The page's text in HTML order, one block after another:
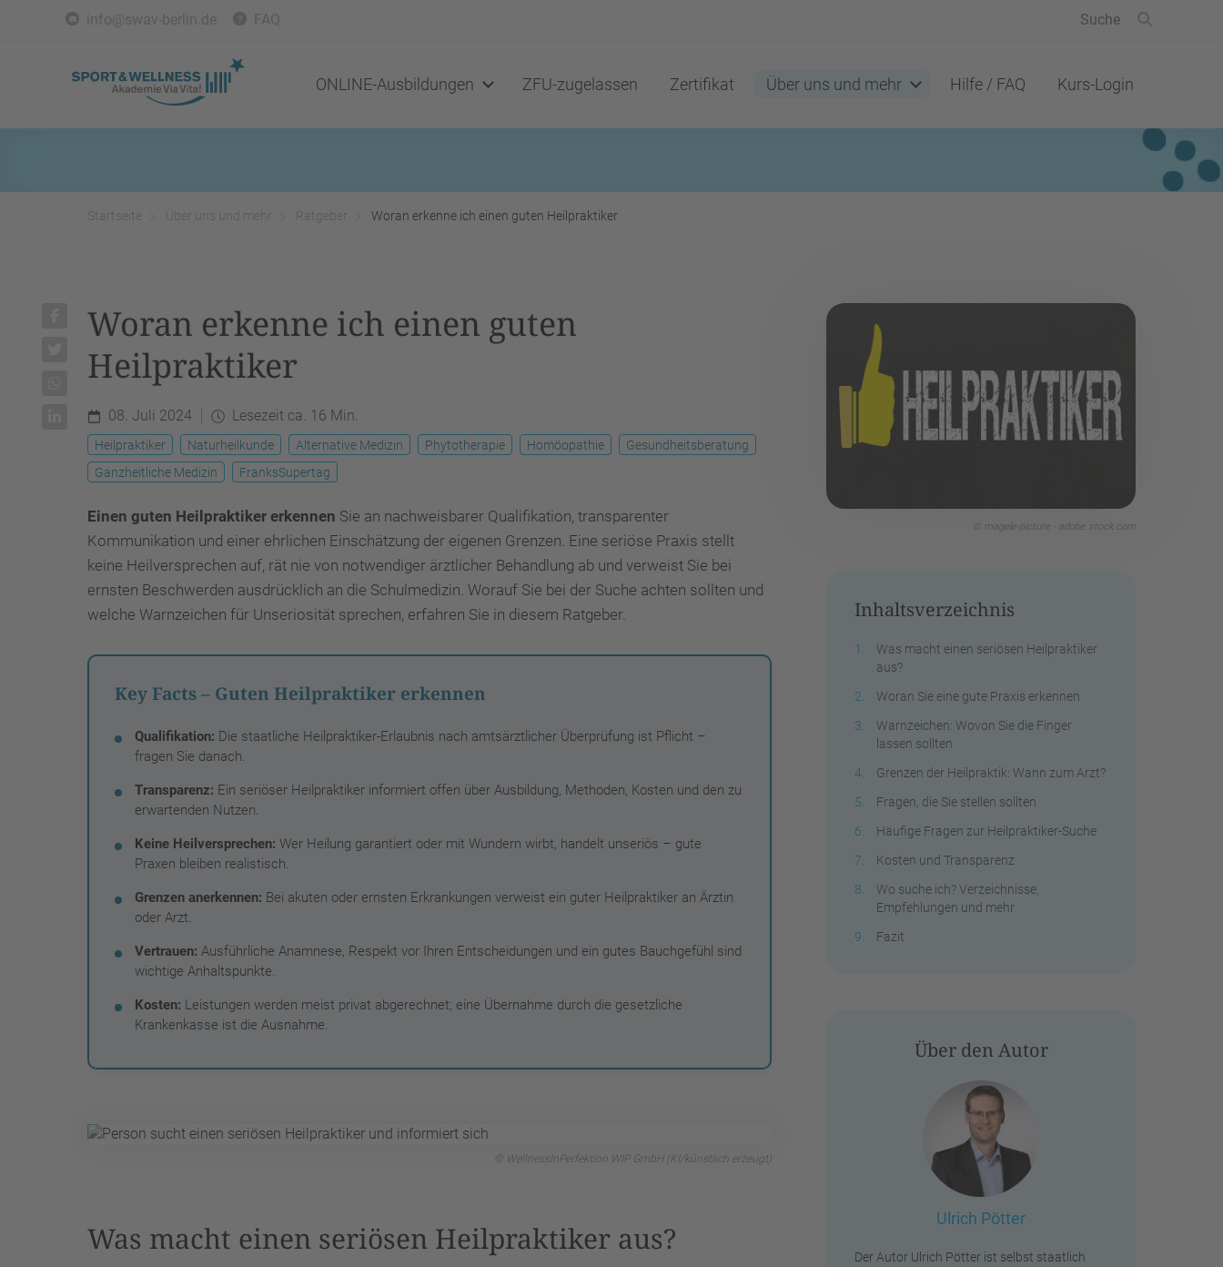
info@swav-berlin.de FAQ
ONLINE-Ausbildungen ZFU-zugelassen Zertifikat Über uns und mehr Hilfe / FAQ Kurs-Login
Startseite Über uns und mehr Ratgeber Woran erkenne ich einen guten Heilpraktiker
© magele-picture - adobe.stock.com
Inhaltsverzeichnis
Was macht einen seriösen Heilpraktiker
aus?
Woran Sie eine gute Praxis erkennen
Warnzeichen: Wovon Sie die Finger
lassen sollten
Grenzen der Heilpraktik: Wann zum Arzt?
Fragen, die Sie stellen sollten
Häufige Fragen zur Heilpraktiker-Suche
Kosten und Transparenz
Wo suche ich? Verzeichnisse,
Empfehlungen und mehr
Fazit
Über den Autor
Ulrich Pötter
Der Autor Ulrich Pötter ist selbst staatlich
Woran erkenne ich einen guten
Heilpraktiker
08. Juli 2024 Lesezeit ca. 16 Min.
Heilpraktiker Naturheilkunde Alternative Medizin Phytotherapie Homöopathie
Gesundheitsberatung
Ganzheitliche Medizin
FranksSupertag
Einen guten Heilpraktiker erkennen Sie an nachweisbarer Qualifikation, transparenter
Kommunikation und einer ehrlichen Einschätzung der eigenen Grenzen. Eine seriöse Praxis stellt
keine Heilversprechen auf, rät nie von notwendiger ärztlicher Behandlung ab und verweist Sie bei
ernsten Beschwerden ausdrücklich an die Schulmedizin. Worauf Sie bei der Suche achten sollten und
welche Warnzeichen für Unseriosität sprechen, erfahren Sie in diesem Ratgeber.
Key Facts – Guten Heilpraktiker erkennen
Qualifikation: Die staatliche Heilpraktiker-Erlaubnis nach amtsärztlicher Überprüfung ist Pflicht –
fragen Sie danach.
Transparenz: Ein seriöser Heilpraktiker informiert offen über Ausbildung, Methoden, Kosten und den zu
erwartenden Nutzen.
Keine Heilversprechen: Wer Heilung garantiert oder mit Wundern wirbt, handelt unseriös – gute
Praxen bleiben realistisch.
Grenzen anerkennen: Bei akuten oder ernsten Erkrankungen verweist ein guter Heilpraktiker an Ärztin
oder Arzt.
Vertrauen: Ausführliche Anamnese, Respekt vor Ihren Entscheidungen und ein gutes Bauchgefühl sind
wichtige Anhaltspunkte.
Kosten: Leistungen werden meist privat abgerechnet; eine Übernahme durch die gesetzliche
Krankenkasse ist die Ausnahme.
© WellnessInPerfektion WIP GmbH (KI/künstlich erzeugt)
Was macht einen seriösen Heilpraktiker aus?